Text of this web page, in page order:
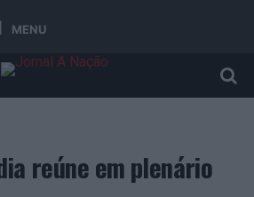
MENU
reúne em plenário